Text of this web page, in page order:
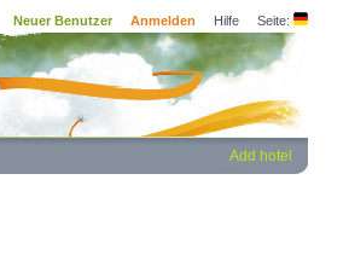
Neuer Benutzer Anmelden Hilfe Seite:
Add hotel